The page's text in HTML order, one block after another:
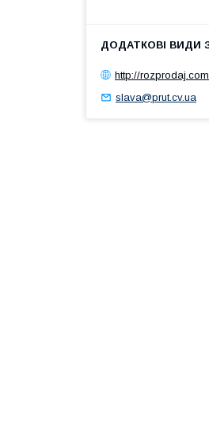
http://rozprodaj.com
slava@prut.cv.ua